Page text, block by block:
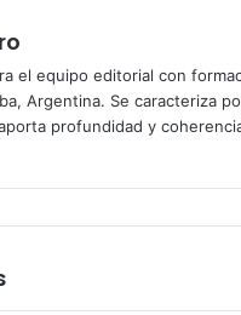
el equipo editorial con
Argentina. Se caracteriza
profundidad y